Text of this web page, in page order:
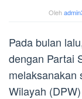
Oleh
Pada bulan
dengan Partai
melaksanakan
Wilayah